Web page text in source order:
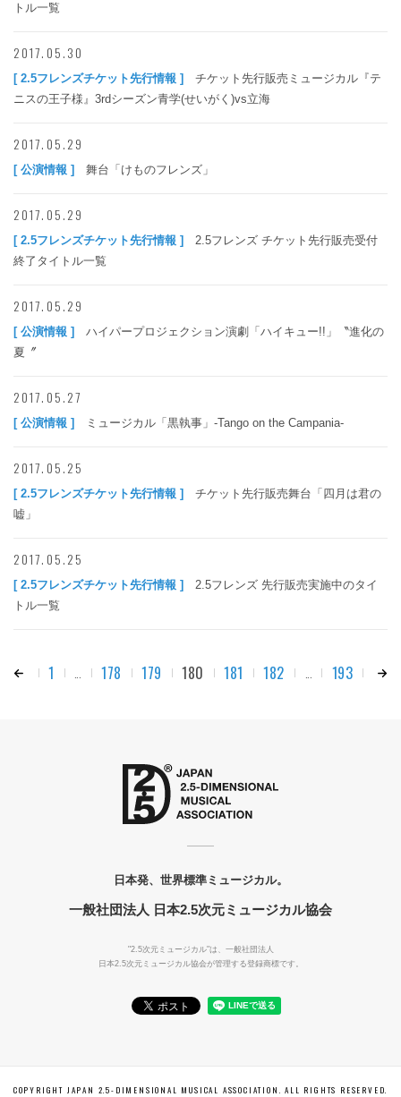
トル一覧
2017.05.30
[ 2.5フレンズチケット先行情報 ]
チケット先行販売ミュージカル『テ
ニスの王子様』3rdシーズン青学(せいがく)vs立海
2017.05.29
[ 公演情報 ] 舞台「けものフレンズ」
2017.05.29
[ 2.5フレンズチケット先行情報 ]
2.5フレンズ チケット先行販売受付
終了タイトル一覧
2017.05.29
[ 公演情報 ]
ハイパープロジェクション演劇「ハイキュー!!」〝進化の
夏〞
2017.05.27
[ 公演情報 ] ミュージカル「黒執事」-Tango on the Campania-
2017.05.25
[ 2.5フレンズチケット先行情報 ]
チケット先行販売舞台「四月は君の
嘘」
2017.05.25
[ 2.5フレンズチケット先行情報 ]
2.5フレンズ 先行販売実施中のタイ
トル一覧
1 ... 178 179 180 181 182 ... 193
日本発、世界標準ミュージカル。
一般社団法人 日本2.5次元ミュージカル協会
"2.5次元ミュージカル"は、一般社団法人
日本2.5次元ミュージカル協会が管理する登録商標です。
COPYRIGHT JAPAN 2.5-DIMENSIONAL MUSICAL ASSOCIATION. ALL RIGHTS RESERVED.